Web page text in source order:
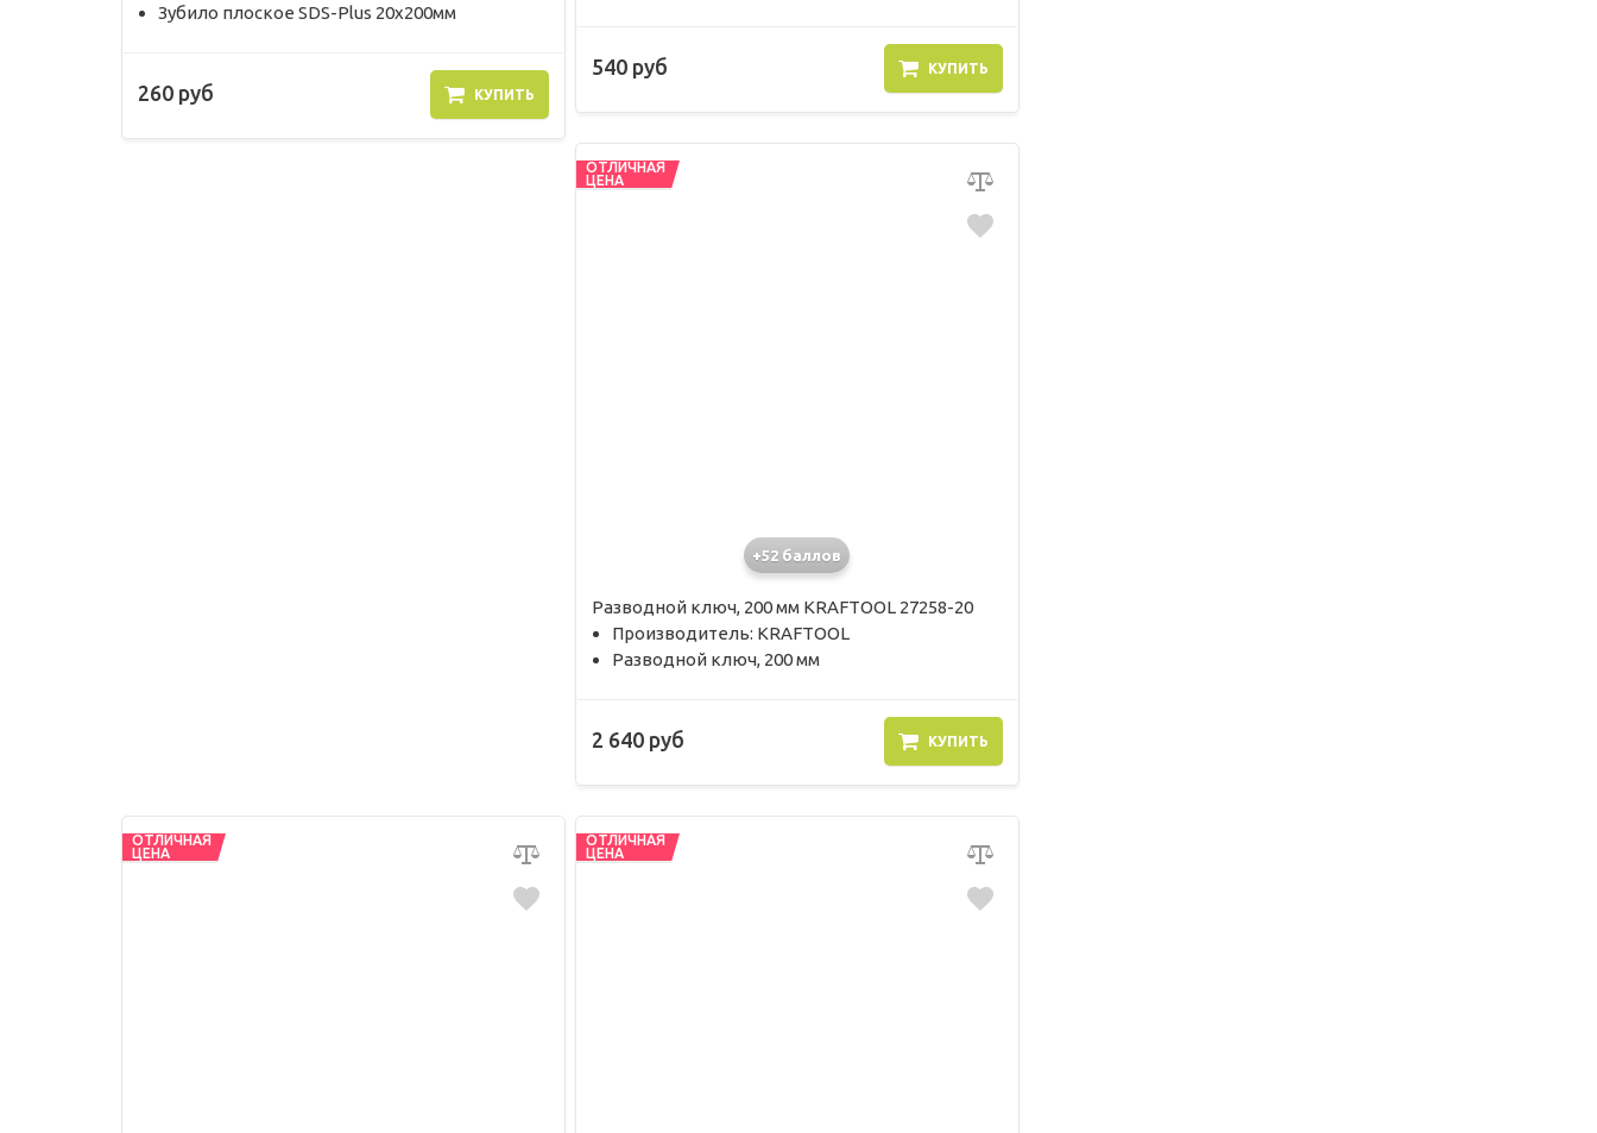
Зубило плоское SDS-Plus 20х200мм
260 руб КУПИТЬ
540 руб КУПИТЬ
ОТЛИЧНАЯ
ЦЕНА
+52 баллов
Разводной ключ, 200 мм KRAFTOOL 27258-20
Производитель: KRAFTOOL
Разводной ключ, 200 мм
2 640 руб КУПИТЬ
ОТЛИЧНАЯ
ЦЕНА
ОТЛИЧНАЯ
ЦЕНА